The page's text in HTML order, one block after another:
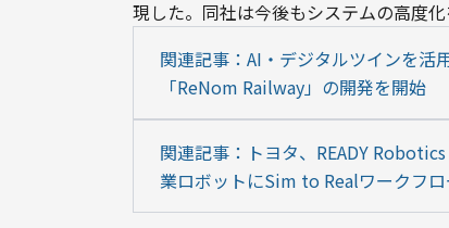
現した。同社は今後もシステムの高度
関連記事：AI・デジタルツインを活
「ReNom Railway」の開発を開始
関連記事：トヨタ、READY
業ロボットにSim to Realワークフ